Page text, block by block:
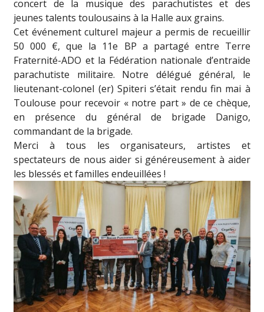
concert de la musique des parachutistes et des
jeunes talents toulousains à la Halle aux grains.
Cet événement culturel majeur a permis de recueillir
50 000 €, que la 11e BP a partagé entre Terre
Fraternité-ADO et la Fédération nationale d’entraide
parachutiste militaire. Notre délégué général, le
lieutenant-colonel (er) Spiteri s’était rendu fin mai à
Toulouse pour recevoir « notre part » de ce chèque,
en présence du général de brigade Danigo,
commandant de la brigade.
Merci à tous les organisateurs, artistes et
spectateurs de nous aider si généreusement à aider
les blessés et familles endeuillées !